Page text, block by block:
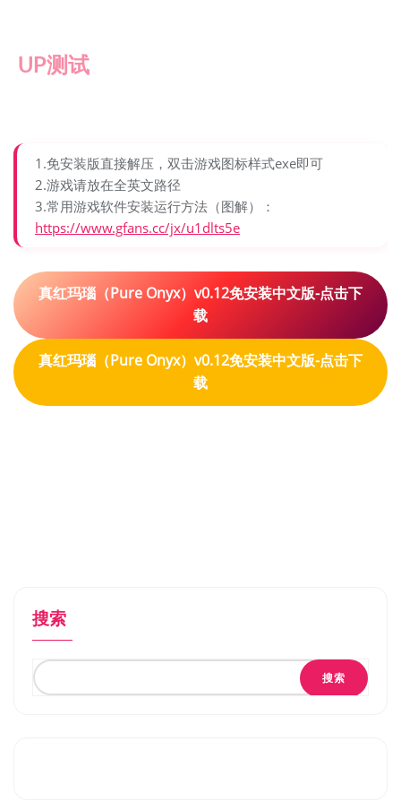
UP测试
1.免安装版直接解压，双击游戏图标样式exe即可
2.游戏请放在全英文路径
3.常用游戏软件安装运行方法（图解）：
https://www.gfans.cc/jx/u1dlts5e
真红玛瑙（Pure Onyx）v0.12免安装中文版-点击下
载
真红玛瑙（Pure Onyx）v0.12免安装中文版-点击下
载
搜索
搜索